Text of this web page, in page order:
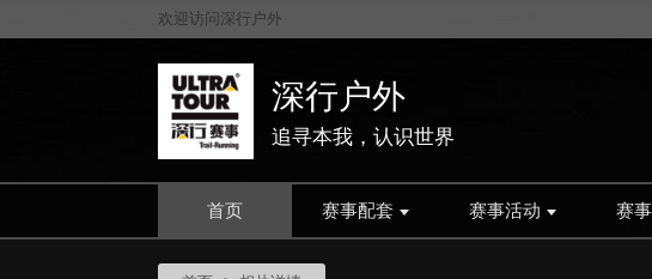
欢迎访问深行户外
深行户外
追寻本我，认识世界
首页 赛事配套 赛事活动 赛